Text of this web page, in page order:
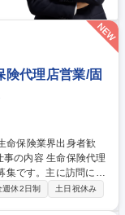
険代理店営業/固
集です。主に訪問によ
して、早期立ち上が
週休2日制 土日祝休み